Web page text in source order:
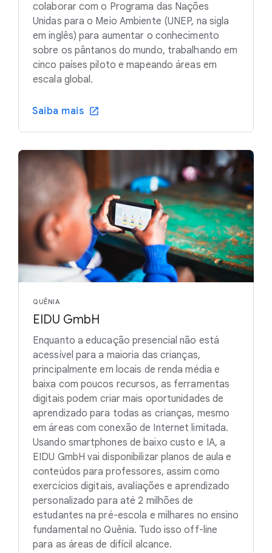
colaborar com o Programa das Nações
Unidas para o Meio Ambiente (UNEP, na sigla
em inglês) para aumentar o conhecimento
sobre os pântanos do mundo, trabalhando em
cinco países piloto e mapeando áreas em
escala global.
Saiba mais
QUÊNIA
EIDU GmbH
Enquanto a educação presencial não está
acessível para a maioria das crianças,
principalmente em locais de renda média e
baixa com poucos recursos, as ferramentas
digitais podem criar mais oportunidades de
aprendizado para todas as crianças, mesmo
em áreas com conexão de Internet limitada.
Usando smartphones de baixo custo e IA, a
EIDU GmbH vai disponibilizar planos de aula e
conteúdos para professores, assim como
exercícios digitais, avaliações e aprendizado
personalizado para até 2 milhões de
estudantes na pré-escola e milhares no ensino
fundamental no Quênia. Tudo isso off-line
para as áreas de difícil alcance.